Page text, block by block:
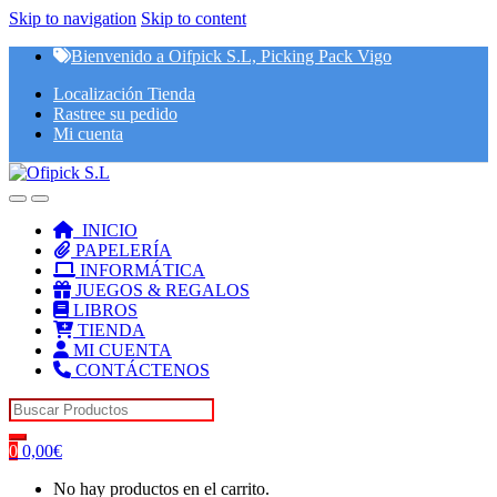
Skip to navigation Skip to content
Bienvenido a Oifpick S.L, Picking Pack Vigo
Localización Tienda
Rastree su pedido
Mi cuenta
INICIO
PAPELERÍA
INFORMÁTICA
JUEGOS & REGALOS
LIBROS
TIENDA
MI CUENTA
CONTÁCTENOS
Search for:
0 0,00€
No hay productos en el carrito.